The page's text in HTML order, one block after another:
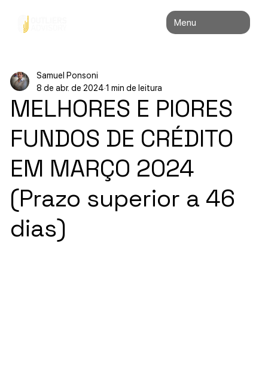
Menu
MELHORES E PIORES
FUNDOS DE CRÉDITO
EM MARÇO 2024
(Prazo superior a 46
dias)
Samuel Ponsoni
8 de abr. de 2024 1 min de leitura